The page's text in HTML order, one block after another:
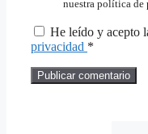
nuestra política de
He leído y acepto
privacidad *